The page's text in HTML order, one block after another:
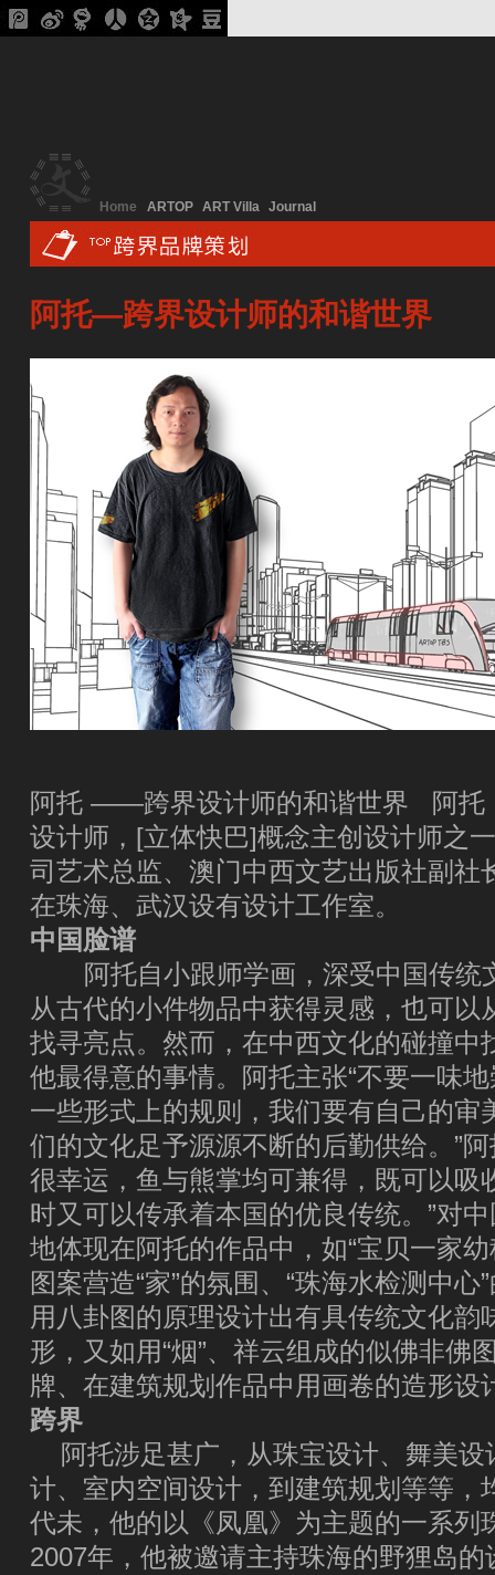
Home ARTOP ART Villa Journal
阿托—跨界设计师的和谐世界
阿托 ——跨界设计师的和谐世界 阿托
设计师，[立体快巴]概念主创设计师之
司艺术总监、澳门中西文艺出版社副社
在珠海、武汉设有设计工作室。
中国脸谱
阿托自小跟师学画，深受中国传统
从古代的小件物品中获得灵感，也可以
找寻亮点。然而，在中西文化的碰撞中
他最得意的事情。阿托主张“不要一味
一些形式上的规则，我们要有自己的审
们的文化足予源源不断的后勤供给。”
很幸运，鱼与熊掌均可兼得，既可以吸
时又可以传承着本国的优良传统。”对
地体现在阿托的作品中，如“宝贝一家
图案营造“家”的氛围、“珠海水检测中
用八卦图的原理设计出有具传统文化韵
形，又如用“烟”、祥云组成的似佛非佛
牌、在建筑规划作品中用画卷的造形
跨界
阿托涉足甚广，从珠宝设计、舞美设
计、室内空间设计，到建筑规划等等，
代未，他的以《凤凰》为主题的一系列
2007年，他被邀请主持珠海的野狸岛